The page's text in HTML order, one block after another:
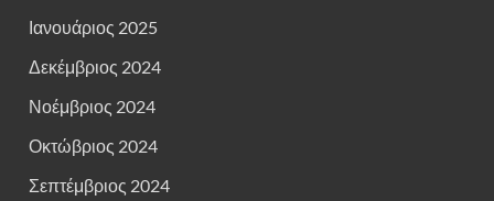
Ιανουάριος 2025
Δεκέμβριος 2024
Νοέμβριος 2024
Οκτώβριος 2024
Σεπτέμβριος 2024